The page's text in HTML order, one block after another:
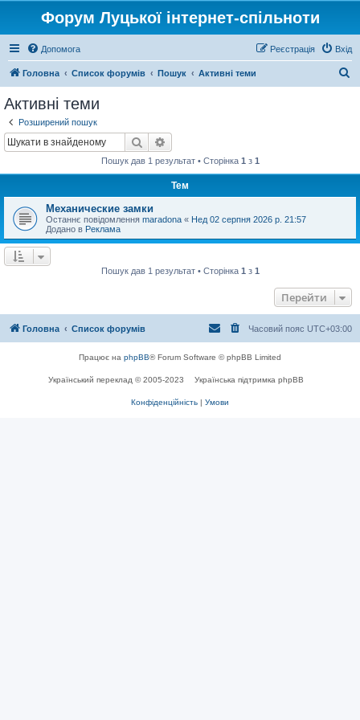
Форум Луцької інтернет-спільноти
Допомога Вхід
Реєстрація
Головна Список форумів Пошук Активні теми
Активні теми
Розширений пошук
Пошук
Пошук дав 1 результат • Сторінка 1 з 1
Тем
Механические замки
Останнє повідомлення maradona « Нед 02 серпня 2026 р. 21:57
Додано в Реклама
Пошук дав 1 результат • Сторінка 1 з 1
Перейти
Головна Список форумів Часовий пояс UTC+03:00
Працює на phpBB® Forum Software © phpBB Limited
Український переклад © 2005-2023 Українська підтримка phpBB
Конфіденційність | Умови